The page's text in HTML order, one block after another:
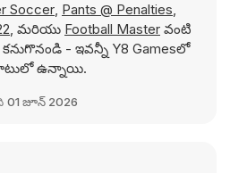
Soccer, Pants @ Penalties,
, మరియు Football Master వంటి
కనుగొనండి - ఇవన్నీ Y8 Gamesలో
ఉన్నాయి.
01 జూన్ 2026